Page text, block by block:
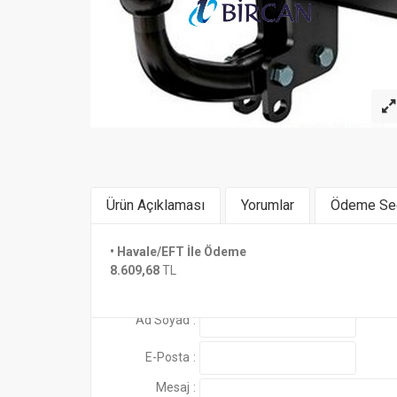
Ürün Açıklaması Yorumlar Ödeme
Montaj ve Proje Bedeli Fiyatlara Dahil
Ad Soyad
E-Posta :
Mesaj :
• Havale/EFT İle Ödeme
8.609,68TL
Benzer Ürünler